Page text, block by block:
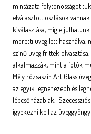
mintázata folytonosságot
elválasztott osztások
kiválasztása, míg
moretti üveg lett használva,
színű üveg frittek
alkalmazzák, mint a fotók
Mély rózsaszín Art Glass
az egyik legnehezebb és
lépcsőházablak.
igyekezni kell az